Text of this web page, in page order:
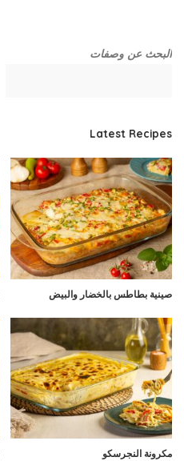
البحث عن وصفات
Latest Recipes
صينية بطاطس بالخضار والبيض
مكرونة النجرسكو